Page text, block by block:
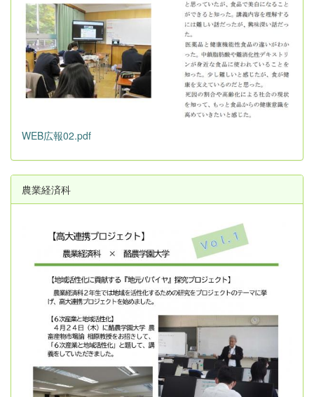
WEB広報02.pdf
農業経済科